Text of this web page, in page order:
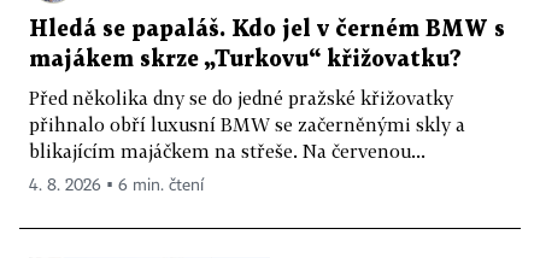
Hledá se papaláš. Kdo jel v černém BMW s
majákem skrze „Turkovu“ křižovatku?
Před několika dny se do jedné pražské křižovatky
přihnalo obří luxusní BMW se začerněnými skly a
blikajícím majáčkem na střeše. Na červenou...
4. 8. 2026 ▪ 6 min. čtení